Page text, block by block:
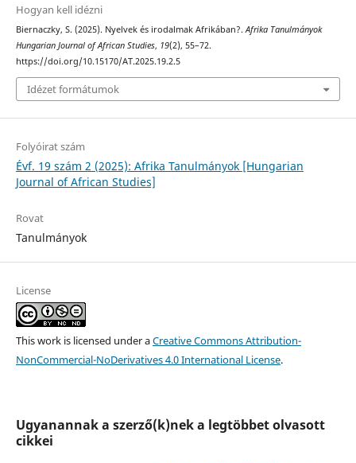
Hogyan kell idézni
Biernaczky, S. (2025). Nyelvek és irodalmak Afrikában?.Afrika Tanulmányok
Hungarian Journal of African Studies, 19(2), 55–72.
https://doi.org/10.15170/AT.2025.19.2.5
Idézet formátumok
Folyóirat szám
Évf. 19 szám 2 (2025): Afrika Tanulmányok [Hungarian
Journal of African Studies]
Rovat
Tanulmányok
License
This work is licensed under aCreative Commons Attribution-
NonCommercial-NoDerivatives 4.0 International License.
Ugyanannak a szerző(k)nek a legtöbbet olvasott
cikkei